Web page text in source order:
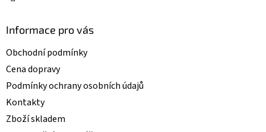
Informace pro vás
Obchodní podmínky
Cena dopravy
Podmínky ochrany osobních údajů
Kontakty
Zboží skladem